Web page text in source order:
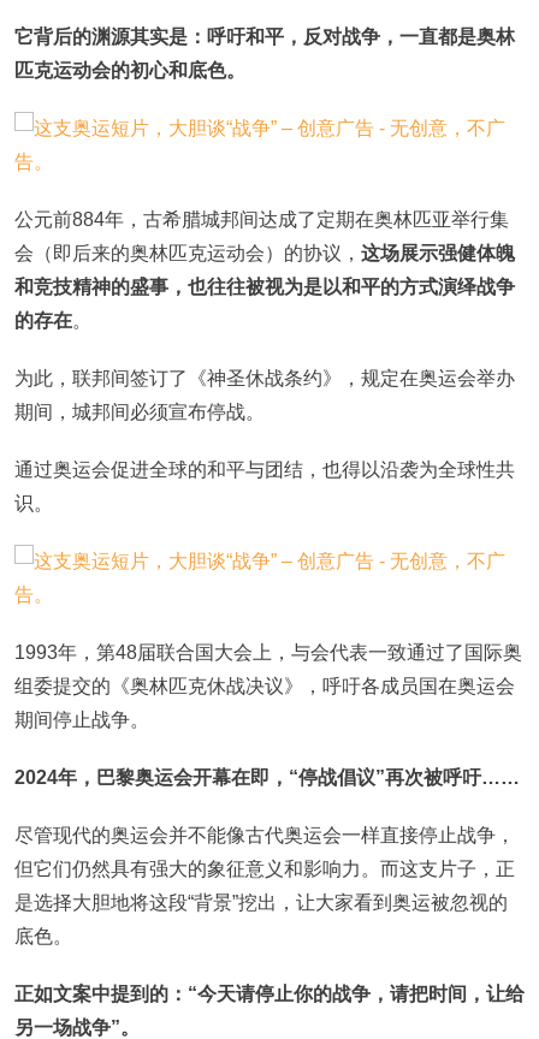
它背后的渊源其实是：呼吁和平，反对战争，一直都是奥林
匹克运动会的初心和底色。
公元前884年，古希腊城邦间达成了定期在奥林匹亚举行集
会（即后来的奥林匹克运动会）的协议， 这场展示强健体魄
和竞技精神的盛事，也往往被视为是以和平的方式演绎战争
的存在。
为此，联邦间签订了《神圣休战条约》，规定在奥运会举办
期间，城邦间必须宣布停战。
通过奥运会促进全球的和平与团结，也得以沿袭为全球性共
识。
1993年，第48届联合国大会上，与会代表一致通过了国际奥
组委提交的《奥林匹克休战决议》，呼吁各成员国在奥运会
期间停止战争。
2024年，巴黎奥运会开幕在即，“停战倡议”再次被呼吁……
尽管现代的奥运会并不能像古代奥运会一样直接停止战争，
但它们仍然具有强大的象征意义和影响力。而这支片子，正
是选择大胆地将这段“背景”挖出，让大家看到奥运被忽视的
底色。
正如文案中提到的：“今天请停止你的战争，请把时间，让给
另一场战争”。